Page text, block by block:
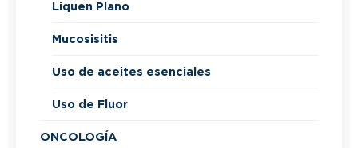
Liquen Plano
Mucosisitis
Uso de aceites esenciales
Uso de Fluor
ONCOLOGÍA